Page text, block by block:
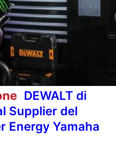
DEWALT di
Supplier del
Energy Yamaha